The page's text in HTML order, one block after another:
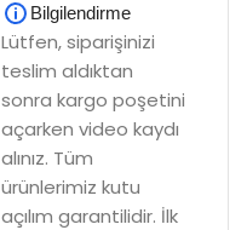
Bilgilendirme
Lütfen, siparişinizi
teslim aldıktan
sonra kargo poşetini
açarken video kaydı
alınız. Tüm
ürünlerimiz kutu
açılım garantilidir. İlk